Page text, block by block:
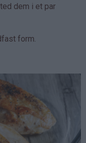
dem i et par
form.